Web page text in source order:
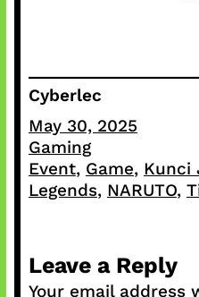
Cyberlec
May 30, 2025
Gaming
Event, Game, Kunci
Legends, NARUTO,
Leave a Reply
Your email address